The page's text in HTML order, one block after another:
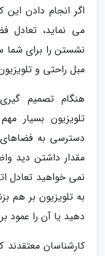
اگر انجام دادن
می نماید، تعادل
نشستن را برای
مبل راحتی و
هنگام تصمیم
تلویزیون بسیار
دسترسی به
مقدار داشتن دید
نمی خواهید تعادل
به تلویزیون بر هم
دهید یا آن را عمود